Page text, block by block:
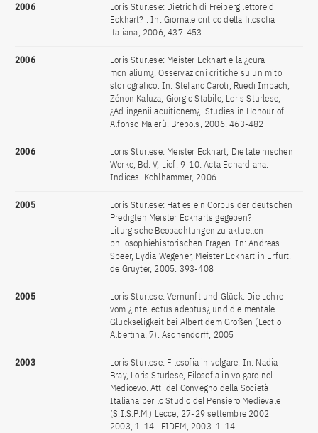
2006
Loris Sturlese: Dietrich di Freiberg lettore di
Eckhart? . In: Giornale critico della filosofia
italiana, 2006, 437-453
2006
Loris Sturlese: Meister Eckhart e la ¿cura
monialium¿. Osservazioni critiche su un mito
storiografico. In: Stefano Caroti, Ruedi Imbach,
Zénon Kaluza, Giorgio Stabile, Loris Sturlese,
¿Ad ingenii acuitionem¿. Studies in Honour of
Alfonso Maierù. Brepols, 2006. 463-482
2006
Loris Sturlese: Meister Eckhart, Die lateinischen
Werke, Bd. V, Lief. 9-10: Acta Echardiana.
Indices. Kohlhammer, 2006
2005
Loris Sturlese: Hat es ein Corpus der deutschen
Predigten Meister Eckharts gegeben?
Liturgische Beobachtungen zu aktuellen
philosophiehistorischen Fragen. In: Andreas
Speer, Lydia Wegener, Meister Eckhart in Erfurt.
de Gruyter, 2005. 393-408
2005
Loris Sturlese: Vernunft und Glück. Die Lehre
vom ¿intellectus adeptus¿ und die mentale
Glückseligkeit bei Albert dem Großen (Lectio
Albertina, 7). Aschendorff, 2005
2003
Loris Sturlese: Filosofia in volgare. In: Nadia
Bray, Loris Sturlese, Filosofia in volgare nel
Medioevo. Atti del Convegno della Società
Italiana per lo Studio del Pensiero Medievale
(S.I.S.P.M.) Lecce, 27-29 settembre 2002
2003, 1-14 . FIDEM, 2003. 1-14